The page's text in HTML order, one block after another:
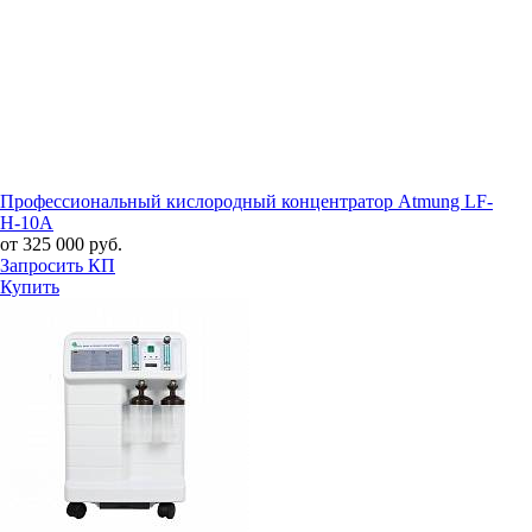
Профессиональный кислородный концентратор Atmung LF-
H-10A
от 325 000 руб.
Запросить КП
Купить